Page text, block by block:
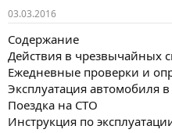
03.03.2016
Содержание
Действия в чрезвычайных
Ежедневные проверки и
Эксплуатация автомобиля
Поездка на СТО
Инструкция по